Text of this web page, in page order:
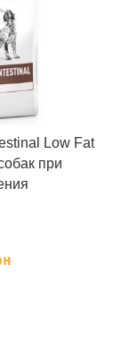
Low Fat
при